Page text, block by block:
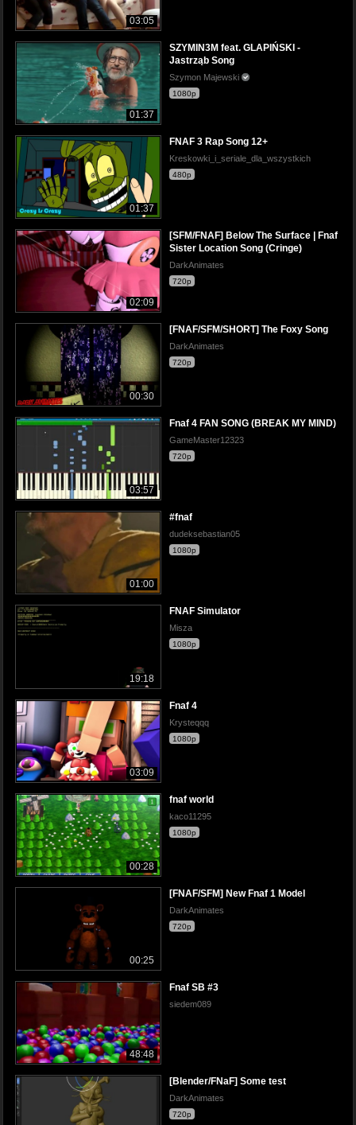
03:05
01:37
SZYMIN3M feat. GLAPIŃSKI -
Jastrząb Song
Szymon Majewski
1080p
01:37
FNAF 3 Rap Song 12+
Kreskowki_i_seriale_dla_wszystkich
480p
02:09
[SFM/FNAF] Below The Surface | Fnaf
Sister Location Song (Cringe)
DarkAnimates
720p
00:30
[FNAF/SFM/SHORT] The Foxy Song
DarkAnimates
720p
03:57
Fnaf 4 FAN SONG (BREAK MY MIND)
GameMaster12323
720p
01:00
#fnaf
dudeksebastian05
1080p
19:18
FNAF Simulator
Misza
1080p
03:09
Fnaf 4
Krysteqqq
1080p
00:28
fnaf world
kaco11295
1080p
00:25
[FNAF/SFM] New Fnaf 1 Model
DarkAnimates
720p
48:48
Fnaf SB #3
siedem089
[Blender/FNaF] Some test
DarkAnimates
720p